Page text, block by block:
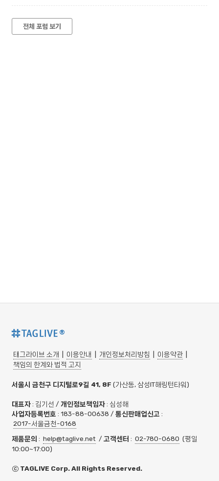
전체 포럼 보기
®
태그라이브 소개 이용안내 개인정보처리방침 이용약관
책임의 한계와 법적 고지
서울시 금천구 디지털로9길 41, 8F (가산동, 삼성IT해링턴타워)
대표자: 김기선 / 개인정보책임자: 심성해
사업자등록번호 : 183-88-00638 / 통신판매업신고 :
2017-서울금천-0168
제품문의 : help@taglive.net / 고객센터 : 02-780-0680 (평일
10:00~17:00)
ⓒ TAGLIVE Corp. All Rights Reserved.